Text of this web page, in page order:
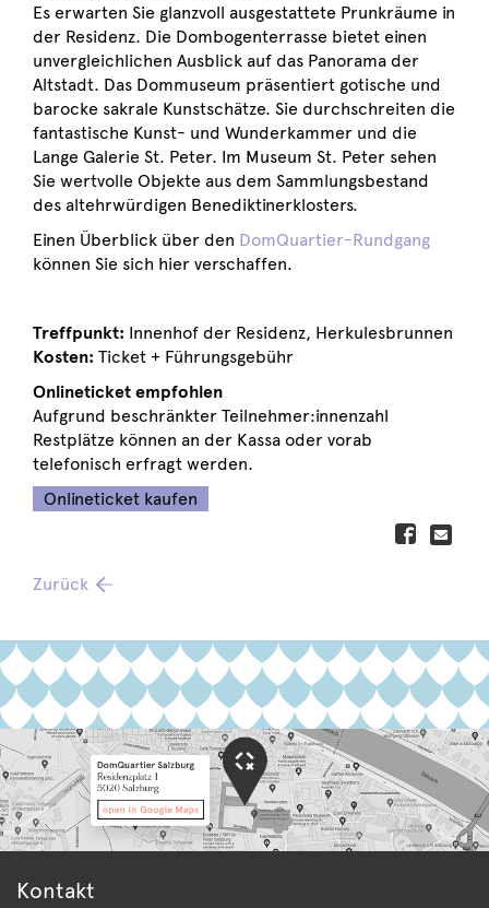
Es erwarten Sie glanzvoll ausgestattete Prunkräume in
der Residenz. Die Dombogenterrasse bietet einen
unvergleichlichen Ausblick auf das Panorama der
Altstadt. Das Dommuseum präsentiert gotische und
barocke sakrale Kunstschätze. Sie durchschreiten die
fantastische Kunst- und Wunderkammer und die
Lange Galerie St. Peter. Im Museum St. Peter sehen
Sie wertvolle Objekte aus dem Sammlungsbestand
des altehrwürdigen Benediktinerklosters.
Einen Überblick über den DomQuartier-Rundgang
können Sie sich hier verschaffen.
Treffpunkt: Innenhof der Residenz, Herkulesbrunnen
Kosten: Ticket + Führungsgebühr
Onlineticket empfohlen
Aufgrund beschränkter Teilnehmer:innenzahl
Restplätze können an der Kassa oder vorab
telefonisch erfragt werden.
Onlineticket kaufen
Zurück
Kontakt